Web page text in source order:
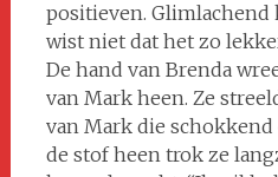
positieven. Glimlachend
wist niet dat het zo
De hand van Brenda
van Mark heen. Ze
van Mark die
de stof heen trok ze